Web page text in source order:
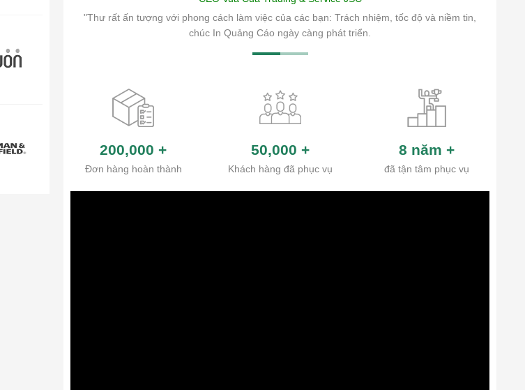
"Thư rất ấn tượng với phong cách làm việc của các bạn: Trách nhiệm, tốc độ và niềm tin,
chúc In Quảng Cáo ngày càng phát triển.
200,000 +
Đơn hàng hoàn thành
50,000 +
Khách hàng đã phục vụ
8 năm +
đã tận tâm phục vụ